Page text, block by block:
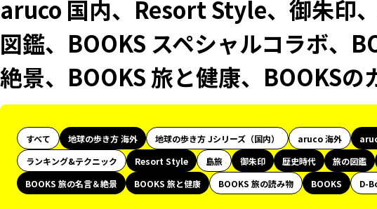
aruco 国内、Resort Style、御朱印
図鑑、BOOKS スペシャルコラボ、
絶景、BOOKS 旅と健康、BOOKSの
すべて 地球の歩き方 海外 地球の歩き方 Jシリーズ（国内） aruco 海外
ランキング&テクニック
Resort Style 島旅 御朱印 歴史時代 旅の図鑑
BOOKS 旅の名言＆絶景
BOOKS 旅と健康 BOOKS 旅の読み物 BOOKS
D-